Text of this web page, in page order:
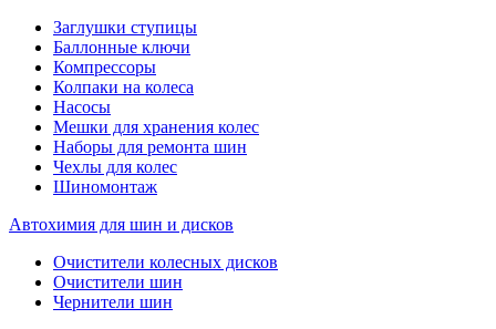
Заглушки ступицы
Баллонные ключи
Компрессоры
Колпаки на колеса
Насосы
Мешки для хранения колес
Наборы для ремонта шин
Чехлы для колес
Шиномонтаж
Автохимия для шин и дисков
Очистители колесных дисков
Очистители шин
Чернители шин